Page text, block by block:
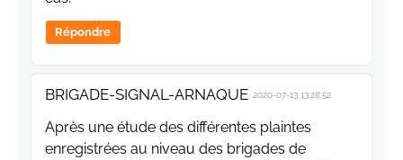
Répondre
BRIGADE-SIGNAL-ARNAQUE 2020-07-13 13:28:52
Après une étude des différentes plaintes
enregistrées au niveau des brigades de